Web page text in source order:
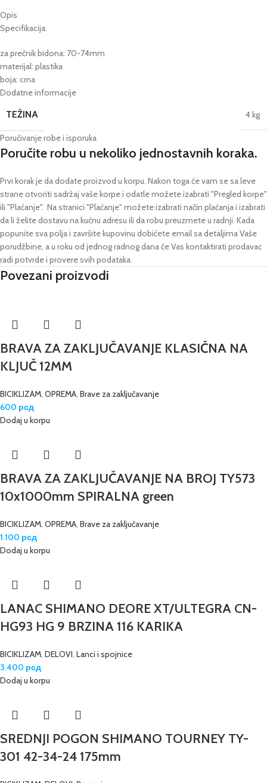
Opis
Specifikacija:
za prečnik bidona: 70-74mm
materijal: plastika
boja: crna
Dodatne informacije
TEŽINA 4 kg
Poručivanje robe i isporuka
Poručite robu u nekoliko jednostavnih koraka.
Prvi korak je da dodate proizvod u korpu. Nakon toga će vam se sa leve
strane otvoriti sadržaj vaše korpe i odatle možete izabrati "Pregled korpe"
ili "Plaćanje". Na stranici "Plaćanje" možete izabrati način plaćanja i izabrati
da li želite dostavu na kućnu adresu ili da robu preuzmete u radnji. Kada
popunite sva polja i završite kupovinu dobićete email sa detaljima Vaše
porudžbine, a u roku od jednog radnog dana će Vas kontaktirati prodavac
radi potvrde i provere svih podataka.
Povezani proizvodi
BRAVA ZA ZAKLJUČAVANJE KLASIČNA NA
KLJUČ 12MM
BICIKLIZAM, OPREMA, Brave za zaključavanje
600 рсд
Dodaj u korpu
BRAVA ZA ZAKLJUČAVANJE NA BROJ TY573
10x1000mm SPIRALNA green
BICIKLIZAM, OPREMA, Brave za zaključavanje
1.100 рсд
Dodaj u korpu
LANAC SHIMANO DEORE XT/ULTEGRA CN-
HG93 HG 9 BRZINA 116 KARIKA
BICIKLIZAM, DELOVI, Lanci i spojnice
3.400 рсд
Dodaj u korpu
SREDNJI POGON SHIMANO TOURNEY TY-
301 42-34-24 175mm